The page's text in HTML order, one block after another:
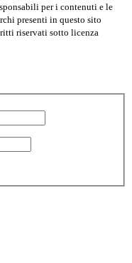
per i contenuti e le
presenti in questo sito
riservati sotto licenza